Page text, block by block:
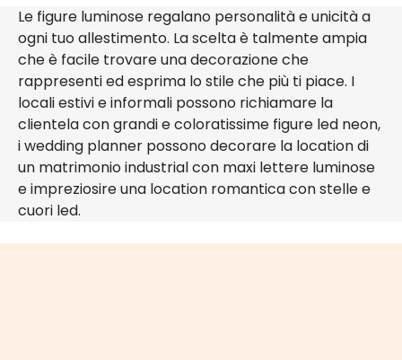
…
successiva
Le figure luminose regalano personalità e unicità a
ogni tuo allestimento. La scelta è talmente ampia
che è facile trovare una decorazione che
rappresenti ed esprima lo stile che più ti piace. I
locali estivi e informali possono richiamare la
clientela con grandi e coloratissime figure led neon,
i wedding planner possono decorare la location di
un matrimonio industrial con maxi lettere luminose
e impreziosire una location romantica con stelle e
cuori led.